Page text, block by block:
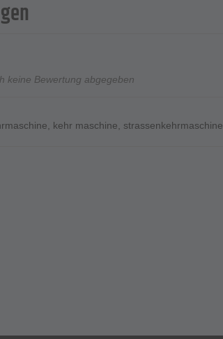
- Doppelwalzen - Überwurf-System
keine Bewertung abgegeben
kehr maschine strassenkehrmaschine